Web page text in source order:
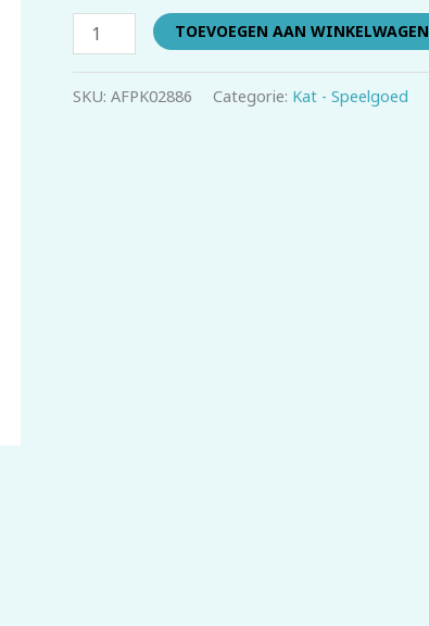
TOEVOEGEN AAN WINKELWAGEN
SKU: AFPK02886 Categorie: Kat - Speelgoed